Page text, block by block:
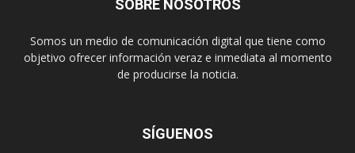
SOBRE NOSOTROS
Somos un medio de comunicación digital que tiene como
objetivo ofrecer información veraz e inmediata al momento
de producirse la noticia.
SÍGUENOS